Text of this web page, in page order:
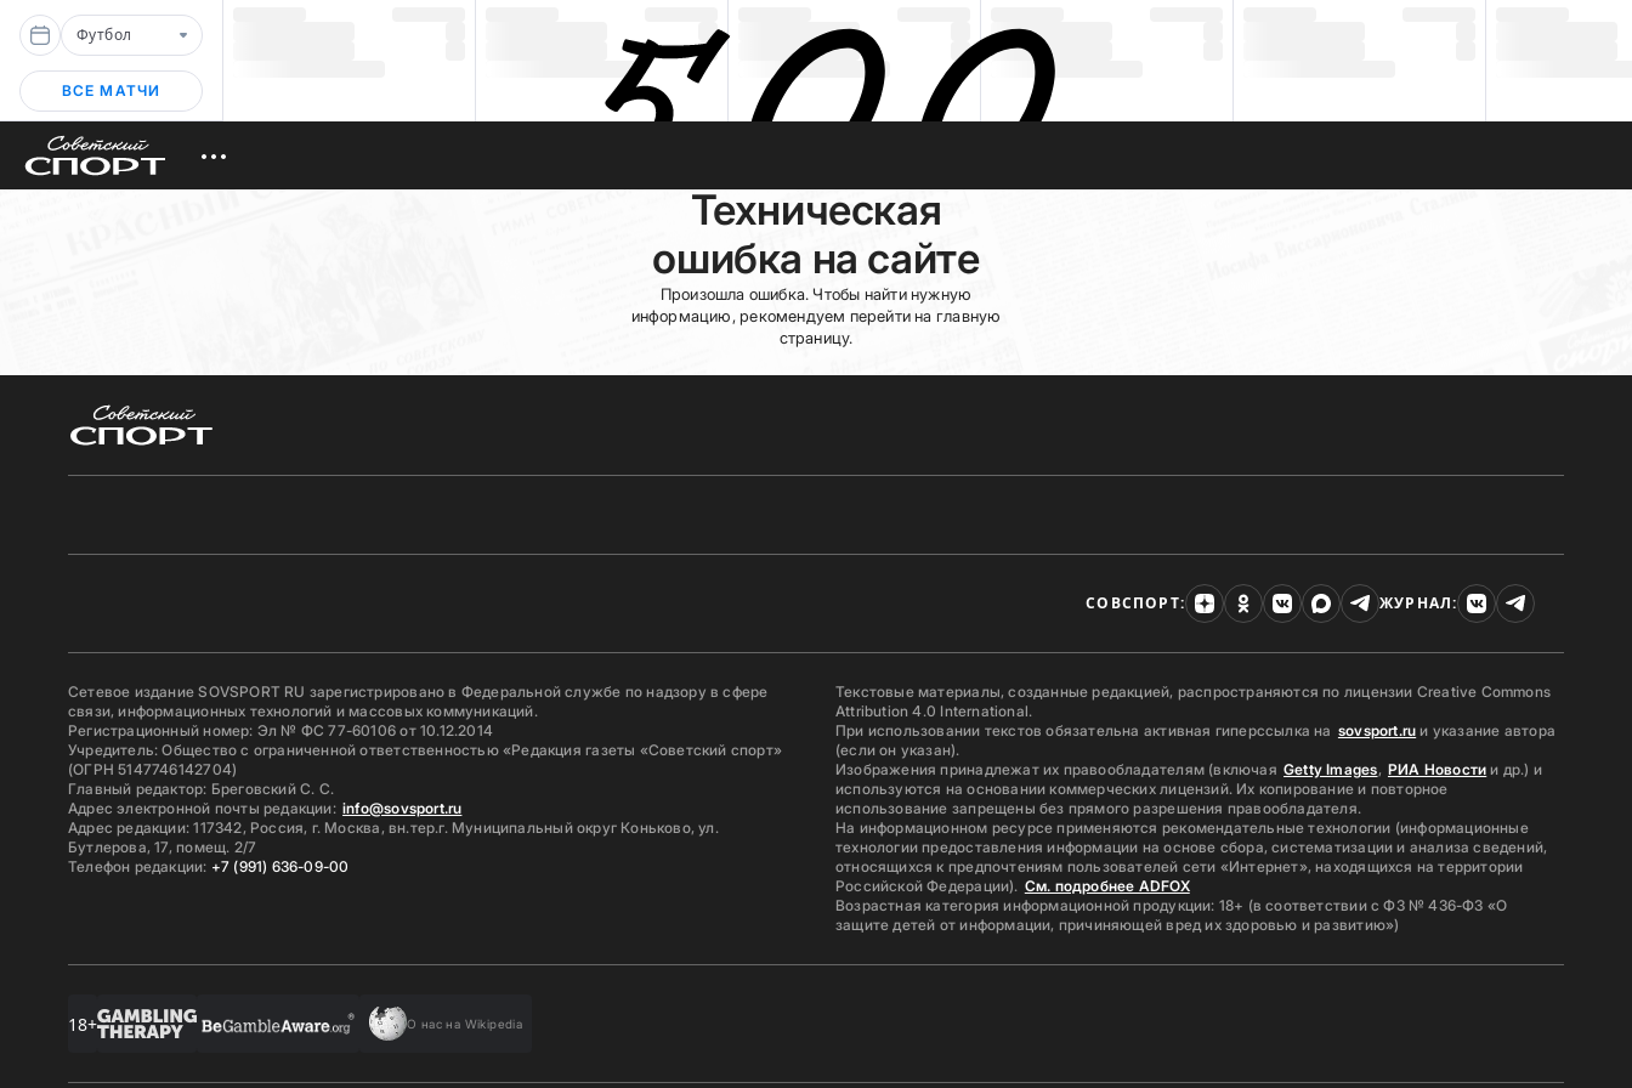
Футбол
ВСЕ МАТЧИ
Техническая
ошибка на сайте
Произошла ошибка. Чтобы найти нужную
информацию, рекомендуем перейти на главную
страницу.
СОВСПОРТ: ЖУРНАЛ:
Сетевое издание SOVSPORT RU зарегистрировано в Федеральной службе по надзору в сфере
связи, информационных технологий и массовых коммуникаций.
Регистрационный номер: Эл № ФС 77-60106 от 10.12.2014
Учредитель: Общество с ограниченной ответственностью «Редакция газеты «Советский спорт»
(ОГРН 5147746142704)
Главный редактор: Бреговский С. С.
Адрес электронной почты редакции: info@sovsport.ru
Адрес редакции: 117342, Россия, г. Москва, вн.тер.г. Муниципальный округ Коньково, ул.
Бутлерова, 17, помещ. 2/7
Телефон редакции: +7 (991) 636-09-00
Текстовые материалы, созданные редакцией, распространяются по лицензии Creative Commons
Attribution 4.0 International.
При использовании текстов обязательна активная гиперссылка на sovsport.ru и указание автора
(если он указан).
Изображения принадлежат их правообладателям (включая Getty Images, РИА Новости и др.) и
используются на основании коммерческих лицензий. Их копирование и повторное
использование запрещены без прямого разрешения правообладателя.
На информационном ресурсе применяются рекомендательные технологии (информационные
технологии предоставления информации на основе сбора, систематизации и анализа сведений,
относящихся к предпочтениям пользователей сети «Интернет», находящихся на территории
Российской Федерации). См. подробнее ADFOX
Возрастная категория информационной продукции: 18+ (в соответствии с ФЗ № 436-ФЗ «О
защите детей от информации, причиняющей вред их здоровью и развитию»)
18+ О нас на Wikipedia